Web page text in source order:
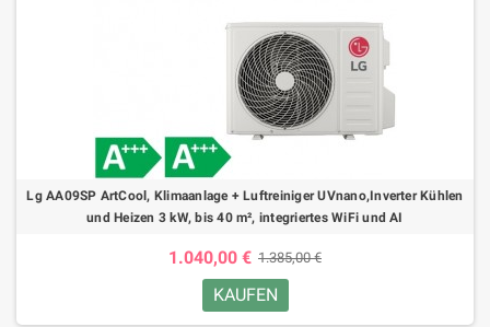
Lg AA09SP ArtCool, Klimaanlage + Luftreiniger UVnano,Inverter Kühlen
und Heizen 3 kW, bis 40 m², integriertes WiFi und AI
1.040,00 € 1.385,00 €
KAUFEN